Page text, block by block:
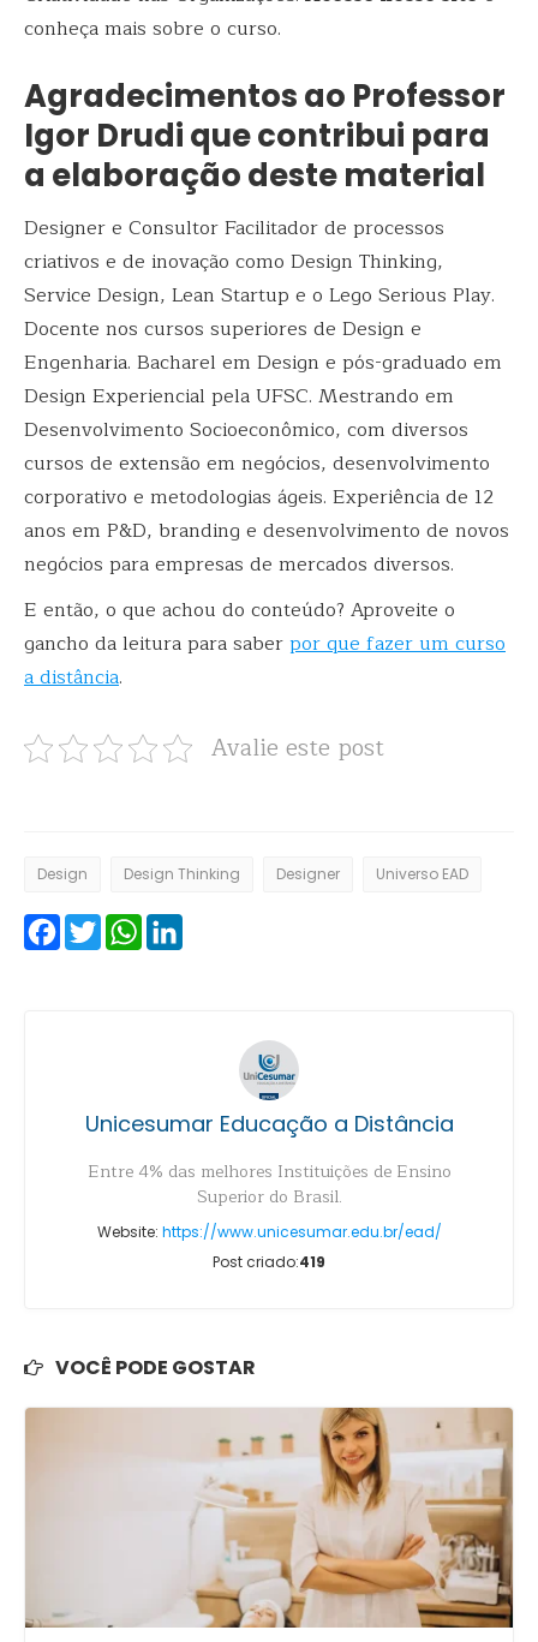
conheça mais sobre o curso.
Agradecimentos ao Professor
Igor Drudi que contribui para
a elaboração deste material
Designer e Consultor Facilitador de processos
criativos e de inovação como Design Thinking,
Service Design, Lean Startup e o Lego Serious Play.
Docente nos cursos superiores de Design e
Engenharia. Bacharel em Design e pós-graduado em
Design Experiencial pela UFSC. Mestrando em
Desenvolvimento Socioeconômico, com diversos
cursos de extensão em negócios, desenvolvimento
corporativo e metodologias ágeis. Experiência de 12
anos em P&D, branding e desenvolvimento de novos
negócios para empresas de mercados diversos.
E então, o que achou do conteúdo? Aproveite o
gancho da leitura para saberpor que fazer um curso
a distância.
Avalie este post
Design Design Thinking Designer Universo EAD
FacebookTwitterWhatsApp
Unicesumar Educação a Distância
Entre 4% das melhores Instituições de Ensino
Superior do Brasil.
Website: https://www.unicesumar.edu.br/ead/
Post criado:419
VOCÊ PODE GOSTAR